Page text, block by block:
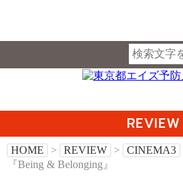
REVIEW
HOME > REVIEW > CINEMA3
『Being & Belonging』